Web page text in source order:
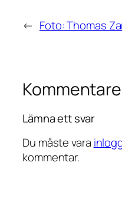
← Foto: Thomas
Lämna ett svar
Du måste vara
kommentar.